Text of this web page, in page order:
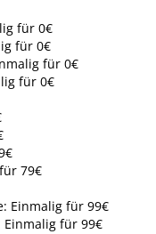
für 0€
für 0€
für 0€
für 0€
79€
Einmalig für 99€
Einmalig für 99€